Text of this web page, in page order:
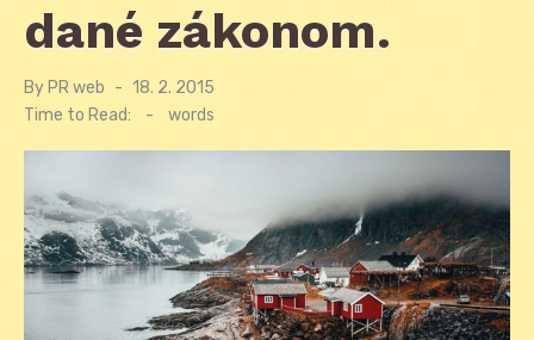
dané zákonom.
By PR web
Posted
18. 2. 2015
Time to Read:
- words